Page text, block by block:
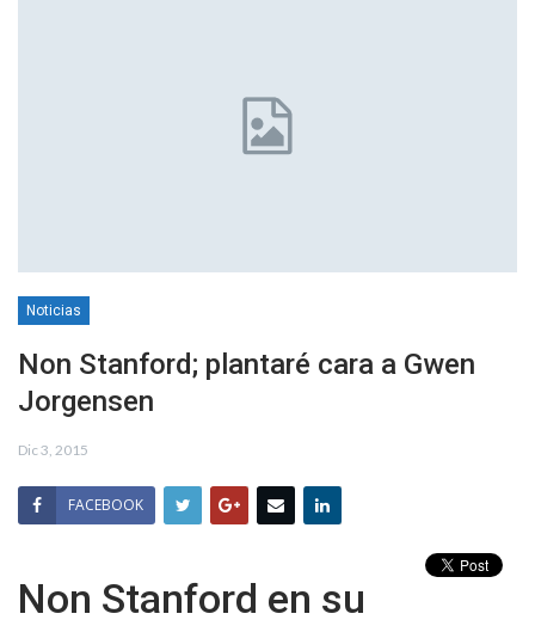
Noticias
Non Stanford; plantaré cara a Gwen
Jorgensen
Dic 3, 2015
FACEBOOK
Non Stanford en su